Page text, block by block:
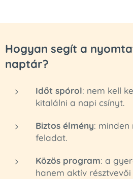
Hogyan segít a
naptár?
Időt spórol: nem kell
kitalálni a napi csínyt.
Biztos élmény:
feladat.
Közös program: a
hanem aktív